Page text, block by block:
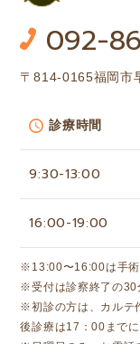
092-
〒814-0165福岡市
診療時間
9:30-13:00
16:00-19:00
※13:00〜16:00は手術
※受付は診察終了の30
※初診の方は、カルテ
後診療は17：00まで